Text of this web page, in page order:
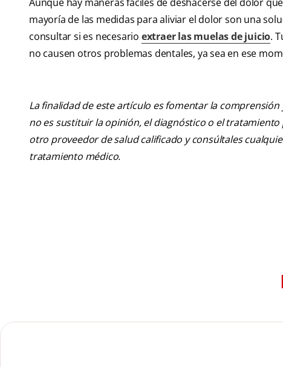
mayoría de las medidas para aliviar el dolor son una
consultar si es necesario extraer las muelas de juicio.
no causen otros problemas dentales, ya sea en ese
La finalidad de este artículo es fomentar la
no es sustituir la opinión, el diagnóstico o el
otro proveedor de salud calificado y consúltales
tratamiento médico.